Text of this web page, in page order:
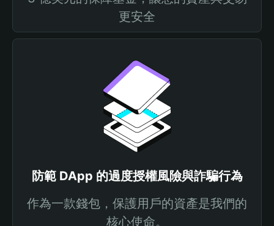
更安全
防範 DApp 的過度授權風險與詐騙行為
作為一款錢包，保護用戶的資產是我們的
核心使命。